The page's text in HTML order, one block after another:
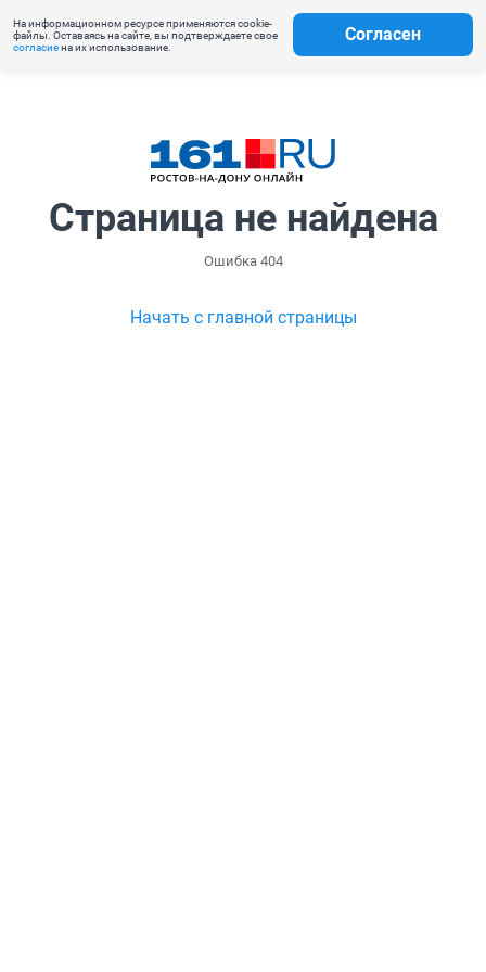
На информационном ресурсе применяются cookie-
файлы. Оставаясь на сайте, вы подтверждаете свое
согласиена их использование.
Согласен
Страница не найдена
Ошибка 404
Начать с главной страницы